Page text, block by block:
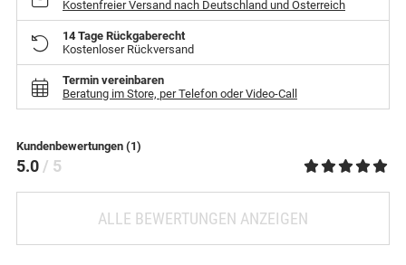
Kostenfreier Versand nach Deutschland und Österreich
14 Tage Rückgaberecht
Kostenloser Rückversand
Termin vereinbaren
Beratung im Store, per Telefon oder Video-Call
Kundenbewertungen (1)
5.0 / 5
ALLE BEWERTUNGEN ANZEIGEN